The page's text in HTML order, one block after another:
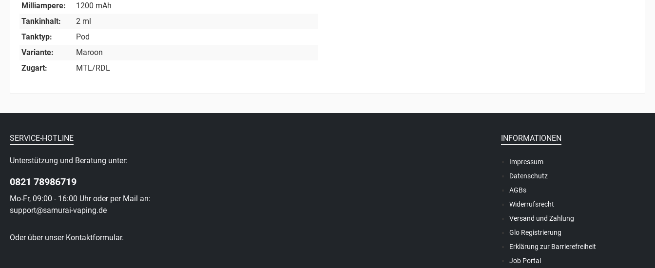
Milliampere:
1200 mAh
Tankinhalt:
2 ml
Tanktyp:
Pod
Variante:
Maroon
Zugart:
MTL/RDL
SERVICE-HOTLINE
Unterstützung und Beratung unter:
0821 78986719
Mo-Fr, 09:00 - 16:00 Uhr oder per Mail an:
support@samurai-vaping.de
Oder über unser Kontaktformular.
INFORMATIONEN
Impressum
Datenschutz
AGBs
Widerrufsrecht
Versand und Zahlung
Glo Registrierung
Erklärung zur Barrierefreiheit
Job Portal